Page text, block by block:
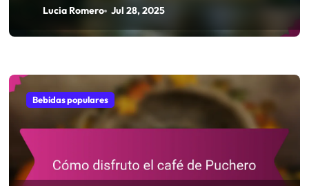
Lucia Romero Jul 28, 2025
Bebidas populares